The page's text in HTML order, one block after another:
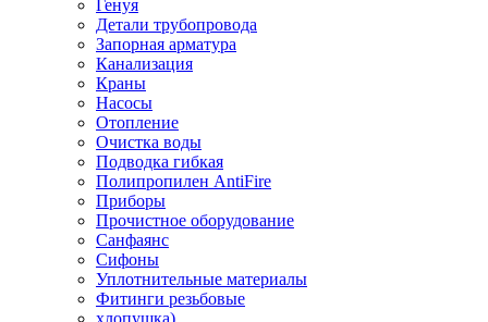
Генуя
Детали трубопровода
Запорная арматура
Канализация
Краны
Насосы
Отопление
Очистка воды
Подводка гибкая
Полипропилен AntiFire
Приборы
Прочистное оборудование
Санфаянс
Сифоны
Уплотнительные материалы
Фитинги резьбовые
хлопушка)